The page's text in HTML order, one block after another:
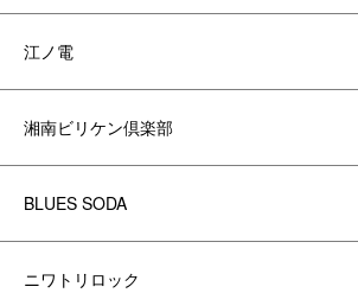
江ノ電
湘南ビリケン倶楽部
BLUES SODA
ニワトリロック